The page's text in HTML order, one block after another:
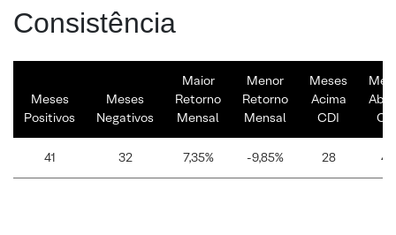
Consistência
Meses
Positivos
Meses
Negativos
Maior
Retorno
Mensal
Menor
Retorno
Mensal
Meses
Acima
CDI
41 32 7,35% -9,85% 28 45